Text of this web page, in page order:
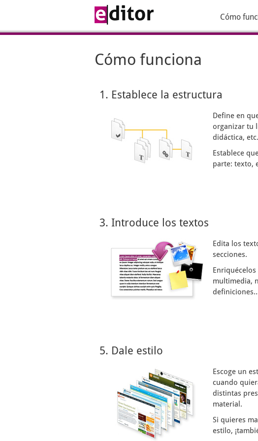
Cómo
Cómo funciona
1. Establece la estructura
Define en
organizar tu
didáctica, etc.
Establece
parte: texto,
3. Introduce los textos
Edita los
secciones.
multimedia,
5. Dale estilo
Escoge un
cuando
distintas
material.
Si quieres
estilo,